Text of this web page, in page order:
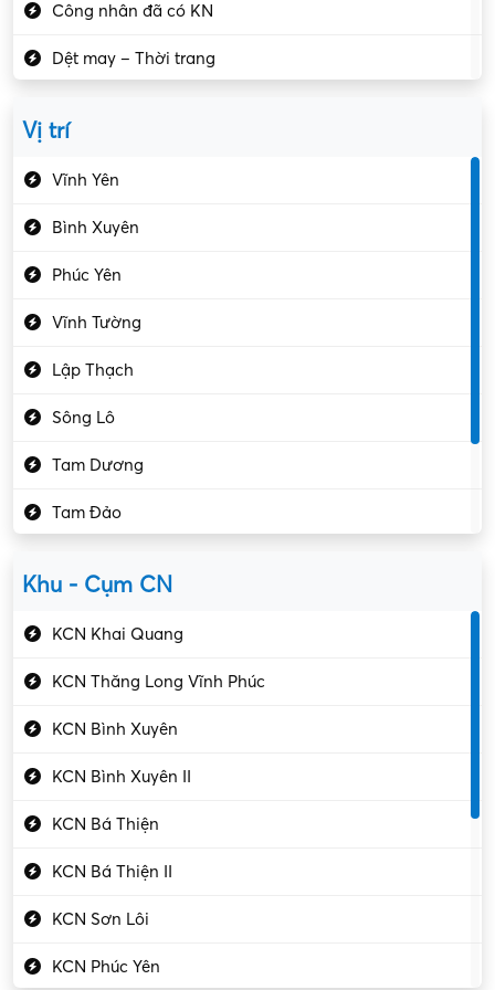
Công nhân đã có KN
Dệt may – Thời trang
Kiểm soát chất lượng
Kỹ sư cơ khí
Kỹ sư điện
Kỹ thuật cao
Kỹ thuật mạng – IT
Làm bán thời gian
Lao động phổ thông
Lập trình – Phát triển
Luật – Công chứng
Marketing – PR
Vị trí
Vĩnh Yên
Bình Xuyên
Phúc Yên
Vĩnh Tường
Lập Thạch
Sông Lô
Tam Dương
Tam Đảo
Khu - Cụm CN
KCN Khai Quang
KCN Thăng Long Vĩnh Phúc
KCN Bình Xuyên
KCN Bình Xuyên II
KCN Bá Thiện
KCN Bá Thiện II
KCN Sơn Lôi
KCN Phúc Yên